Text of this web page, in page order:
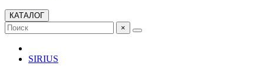
КАТАЛОГ
×
SIRIUS